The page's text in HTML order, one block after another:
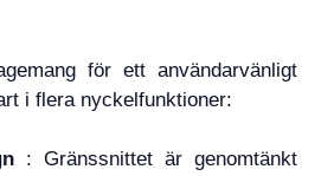
för ett användarvänligt
i flera nyckelfunktioner:
: Gränssnittet är genomtänkt